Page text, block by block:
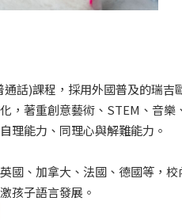
話)課程，採用外國普及的瑞
，著重創意藝術、STEM、音
理能力、同理心與解難能力。
國、加拿大、法國、德國等，
孩子語言發展。